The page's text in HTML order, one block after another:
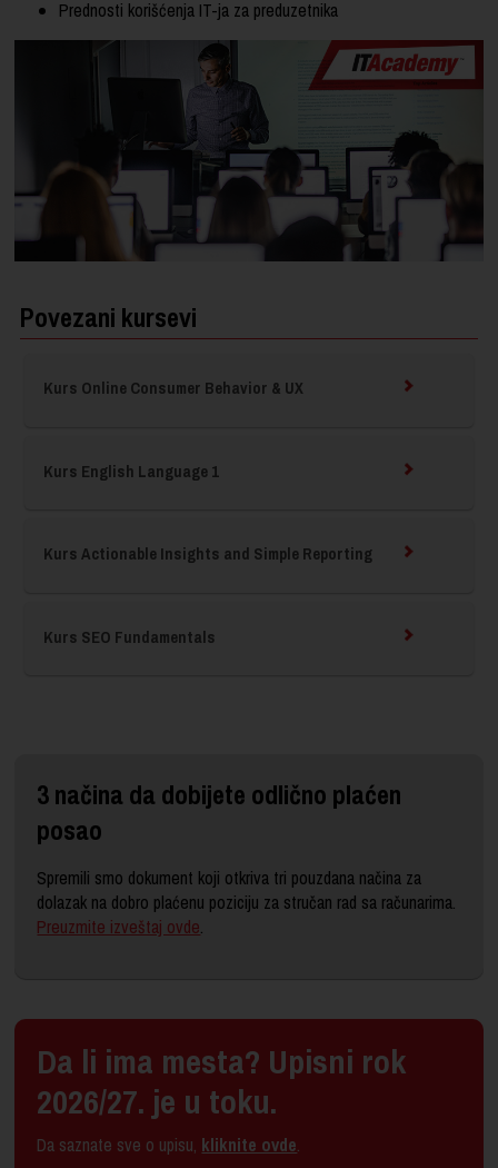
Prednosti korišćenja IT-ja za preduzetnika
Povezani kursevi
Kurs Online Consumer Behavior & UX
Kurs English Language 1
Kurs Actionable Insights and Simple Reporting
Kurs SEO Fundamentals
3 načina da dobijete odlično plaćen
posao
Spremili smo dokument koji otkriva tri pouzdana načina za
dolazak na dobro plaćenu poziciju za stručan rad sa računarima.
Preuzmite izveštaj ovde.
Da li ima mesta? Upisni rok
2026/27. je u toku.
Da saznate sve o upisu, kliknite ovde.